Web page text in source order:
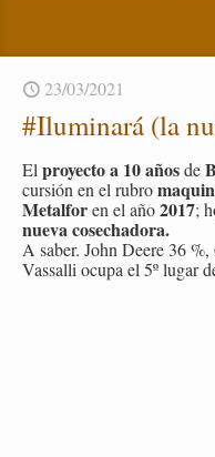
23/03/2021
#Ilu­mi­na­rá (la
Elpro­yec­to a 10 añosde
cur­sión en el rubro
Me­tal­foren el año2017;
nueva co­se­cha­do­ra.
A saber. John Deere 36
Vas­sa­lli ocupa el 5º lugar